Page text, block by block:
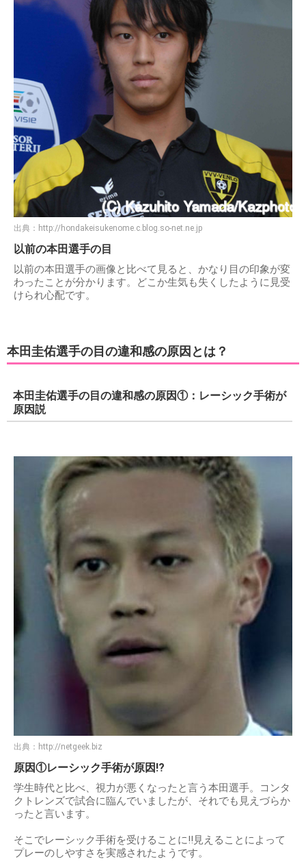
出典： http://hondakeisukenome.c.blog.so-net.ne.jp
以前の本田選手の目
以前の本田選手の画像と比べて見ると、かなり目の印象が変
わったことが分かります。どこか生気も失くしたように見受
けられ心配です。
本田圭佑選手の目の違和感の原因とは？
本田圭佑選手の目の違和感の原因①：レーシック手術が
原因説
出典： http://netgeek.biz
原因①レーシック手術が原因!?
学生時代と比べ、視力が悪くなったと言う本田選手。コンタ
クトレンズで試合に臨んでいましたが、それでも見えづらか
ったと言います。
そこでレーシック手術を受けることに!!見えることによって
プレーのしやすさを実感されたようです。